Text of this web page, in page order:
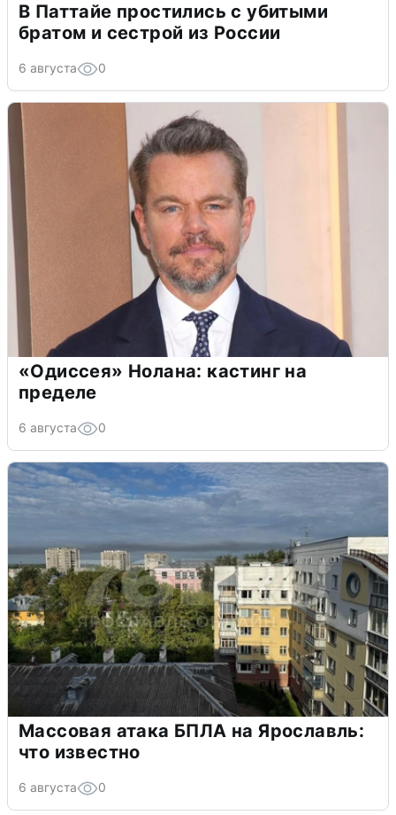
В Паттайе простились с убитыми
братом и сестрой из России
6 августа 0
«Одиссея» Нолана: кастинг на
пределе
6 августа 0
Массовая атака БПЛА на Ярославль:
что известно
6 августа 0